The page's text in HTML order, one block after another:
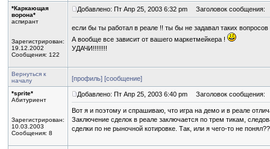
*Каркающая
ворона*
аспирант
Зарегистрирован:
19.12.2002
Сообщения: 122
Добавлено: Пт Апр 25, 2003 6:32 pm Заголовок сообщения:
если бы ты работал в реале !! ты бы не задавал таких
А вообще все зависит от вашего маркетмейкера !
УДАЧИ!!!!!!!!
Вернуться к
началу
[профиль] [сообщение]
*sprite*
Абитуриент
Зарегистрирован:
10.03.2003
Сообщения: 8
Добавлено: Пт Апр 25, 2003 6:40 pm Заголовок сообщения:
Вот я и поэтому и спрашиваю, что игра на демо и в реале
Заключение сделок в реале заключается по трем тикам,
сделки по не рыночной котировке. Так, или я чего-то не